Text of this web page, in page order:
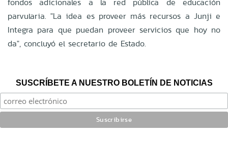
parvularia. "La idea es proveer más recursos a Junji e
Integra para que puedan proveer servicios que hoy no
da", concluyó el secretario de Estado.
SUSCRÍBETE A NUESTRO BOLETÍN DE NOTICIAS